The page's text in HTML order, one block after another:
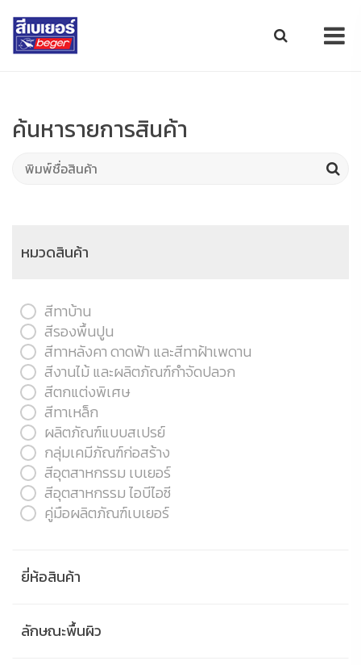
ค้นหารายการสินค้า
หมวดสินค้า
สีทาบ้าน
สีรองพื้นปูน
สีทาหลังคา ดาดฟ้า และสีทาฝ้าเพดาน
สีงานไม้ และผลิตภัณฑ์กำจัดปลวก
สีตกแต่งพิเศษ
สีทาเหล็ก
ผลิตภัณฑ์แบบสเปรย์
กลุ่มเคมีภัณฑ์ก่อสร้าง
สีอุตสาหกรรม เบเยอร์
สีอุตสาหกรรม ไอบีไอซี
คู่มือผลิตภัณฑ์เบเยอร์
ยี่ห้อสินค้า
ลักษณะพื้นผิว